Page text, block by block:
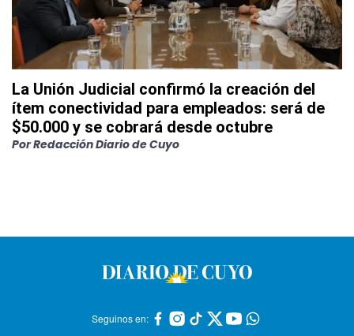
La Unión Judicial confirmó la creación del
ítem conectividad para empleados: será de
$50.000 y se cobrará desde octubre
PorRedacción Diario de Cuyo
Seguinos en: